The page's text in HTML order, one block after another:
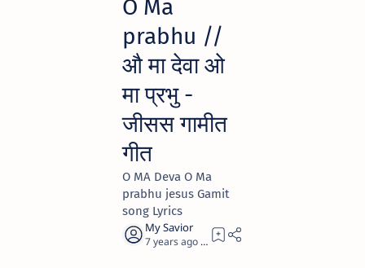
O Ma
prabhu //
औ मा देवा ओ
मा प्रभु -
जीसस गामीत
गीत
O MA Deva O Ma
prabhu jesus Gamit
song Lyrics
7 years ago 1